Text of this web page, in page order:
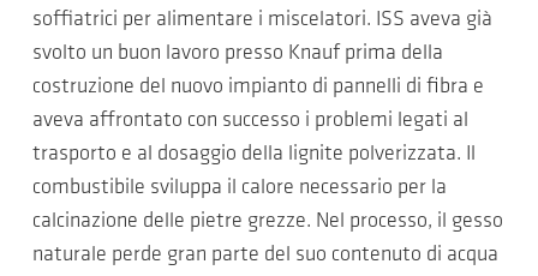
soffiatrici per alimentare i miscelatori. ISS aveva già
svolto un buon lavoro presso Knauf prima della
costruzione del nuovo impianto di pannelli di fibra e
aveva affrontato con successo i problemi legati al
trasporto e al dosaggio della lignite polverizzata. Il
combustibile sviluppa il calore necessario per la
calcinazione delle pietre grezze. Nel processo, il gesso
naturale perde gran parte del suo contenuto di acqua